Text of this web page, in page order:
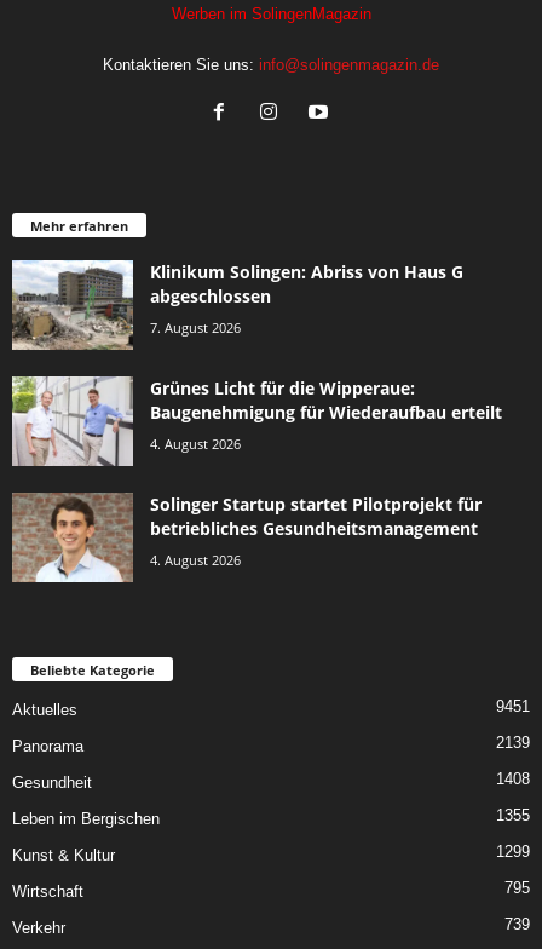
Werben im SolingenMagazin
Kontaktieren Sie uns: info@solingenmagazin.de
Mehr erfahren
Klinikum Solingen: Abriss von Haus G
abgeschlossen
7. August 2026
Grünes Licht für die Wipperaue:
Baugenehmigung für Wiederaufbau erteilt
4. August 2026
Solinger Startup startet Pilotprojekt für
betriebliches Gesundheitsmanagement
4. August 2026
Beliebte Kategorie
Aktuelles 9451
Panorama 2139
Gesundheit 1408
Leben im Bergischen 1355
Kunst & Kultur 1299
Wirtschaft 795
Verkehr 739